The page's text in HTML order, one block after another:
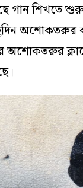
গান শিখতে
অশোকতরুর
অশোকতরুর